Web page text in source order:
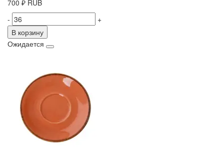
700 ₽ RUB
-
+
В корзину
Ожидается